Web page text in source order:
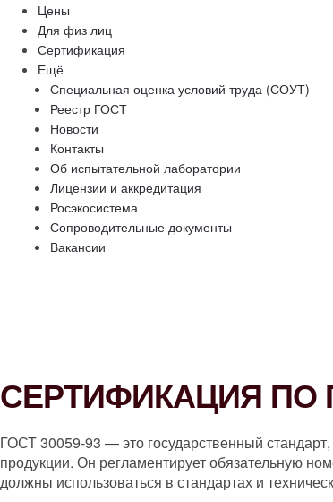
Цены
Для физ лиц
Сертификация
Ещё
Специальная оценка условий труда (СОУТ)
Реестр ГОСТ
Новости
Контакты
Об испытательной лаборатории
Лицензии и аккредитация
Росэкосистема
Сопроводительные документы
Вакансии
СЕРТИФИКАЦИЯ ПО
ГОСТ 30059-93 — это государственный
продукции. Он регламентирует обязательную
должны использоваться в стандартах и